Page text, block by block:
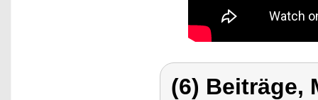
(6) Beiträge,